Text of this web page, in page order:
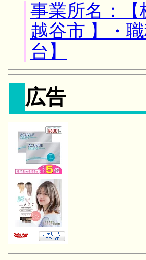
事業所名：
越谷市 】・
台】
広告